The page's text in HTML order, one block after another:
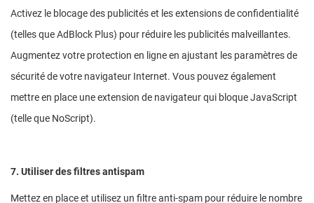
Activez le blocage des publicités et les extensions de confidentialité
(telles que AdBlock Plus) pour réduire les publicités malveillantes.
Augmentez votre protection en ligne en ajustant les paramètres de
sécurité de votre navigateur Internet. Vous pouvez également
mettre en place une extension de navigateur qui bloque JavaScript
(telle que NoScript).
7. Utiliser des filtres antispam
Mettez en place et utilisez un filtre anti-spam pour réduire le nombre